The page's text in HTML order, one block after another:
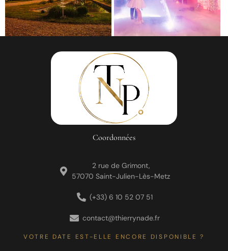
Coordonnées
2 rue de Grimont,
57070 Saint-Julien-Lès-Metz
(+33) 6 10 52 07 51
contact@thierrynade.fr
VOTRE DATE EST-ELLE ENCORE DISPONIBLE ?